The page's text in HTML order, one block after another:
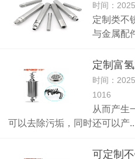
时间：
定制类不
与金属配
时间：
1016
从而产生
可以去除污垢，同时还可以产